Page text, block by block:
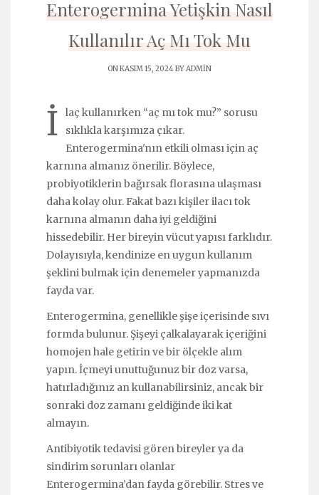
Enterogermina Yetişkin Nasıl
Kullanılır Aç Mı Tok Mu
ON KASIM 15, 2024 BYADMIN
İ
laç kullanırken “aç mı tok mu?” sorusu
sıklıkla karşımıza çıkar.
Enterogermina'nın etkili olması için aç
karnına almanız önerilir. Böylece,
probiyotiklerin bağırsak florasına ulaşması
daha kolay olur. Fakat bazı kişiler ilacı tok
karnına almanın daha iyi geldiğini
hissedebilir. Her bireyin vücut yapısı farklıdır.
Dolayısıyla, kendinize en uygun kullanım
şeklini bulmak için denemeler yapmanızda
fayda var.
Enterogermina, genellikle şişe içerisinde sıvı
formda bulunur. Şişeyi çalkalayarak içeriğini
homojen hale getirin ve bir ölçekle alım
yapın. İçmeyi unuttuğunuz bir doz varsa,
hatırladığınız an kullanabilirsiniz, ancak bir
sonraki doz zamanı geldiğinde iki kat
almayın.
Antibiyotik tedavisi gören bireyler ya da
sindirim sorunları olanlar
Enterogermina’dan fayda görebilir. Stres ve